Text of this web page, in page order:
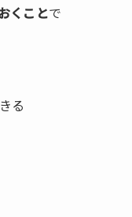
くことで
る